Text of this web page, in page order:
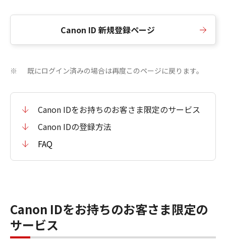
Canon ID 新規登録ページ
※ 既にログイン済みの場合は再度このページに戻ります。
Canon IDをお持ちのお客さま限定のサービス
Canon IDの登録方法
FAQ
Canon IDをお持ちのお客さま限定の
サービス